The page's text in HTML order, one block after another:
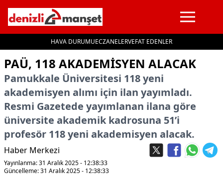
HAVA DURUMUECZANELERVEFAT EDENLER
İçeriğe geç
PAÜ, 118 AKADEMISYEN ALACAK
Pamukkale Üniversitesi 118 yeni
akademisyen alımı için ilan yayımladı.
Resmi Gazetede yayımlanan ilana göre
üniversite akademik kadrosuna 51’i
profesör 118 yeni akademisyen alacak.
Haber Merkezi
Yayınlanma: 31 Aralık 2025 - 12:38:33
Güncelleme: 31 Aralık 2025 - 12:38:33